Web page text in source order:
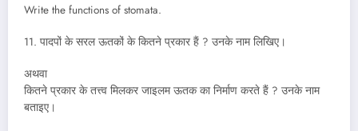
Write the functions of stomata.
11. पादपों के सरल ऊतकों के कितने प्रकार हैं ? उनके नाम लिखिए।
अथवा
कितने प्रकार के तत्त्व मिलकर जाइलम ऊतक का निर्माण करते हैं ? उनके नाम
बताइए।